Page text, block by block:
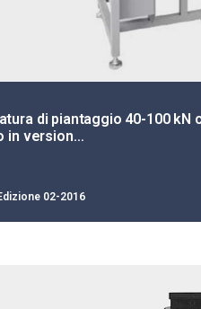
di piantaggio 40-100 kN
in version…
02-2016